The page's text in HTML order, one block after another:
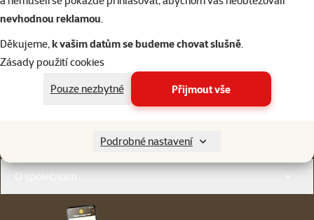
nevhodnou reklamou.
Děkujeme,k vašim datům se budeme chovat slušně.
Zásady použití cookies
Pouze nezbytné
Přijmout vše
Podrobné nastavení
Napište nám
neboWhatsApp jsme vám blízko
O společnosti